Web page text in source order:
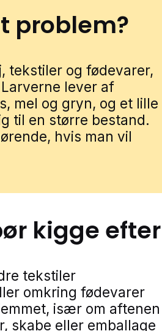
problem?
tekstiler og fødevarer,
lever af
mel og gryn, og et lille
til en større bestand.
hvis man vil
kigge efter
tekstiler
omkring fødevarer
især om aftenen
skabe eller emballage